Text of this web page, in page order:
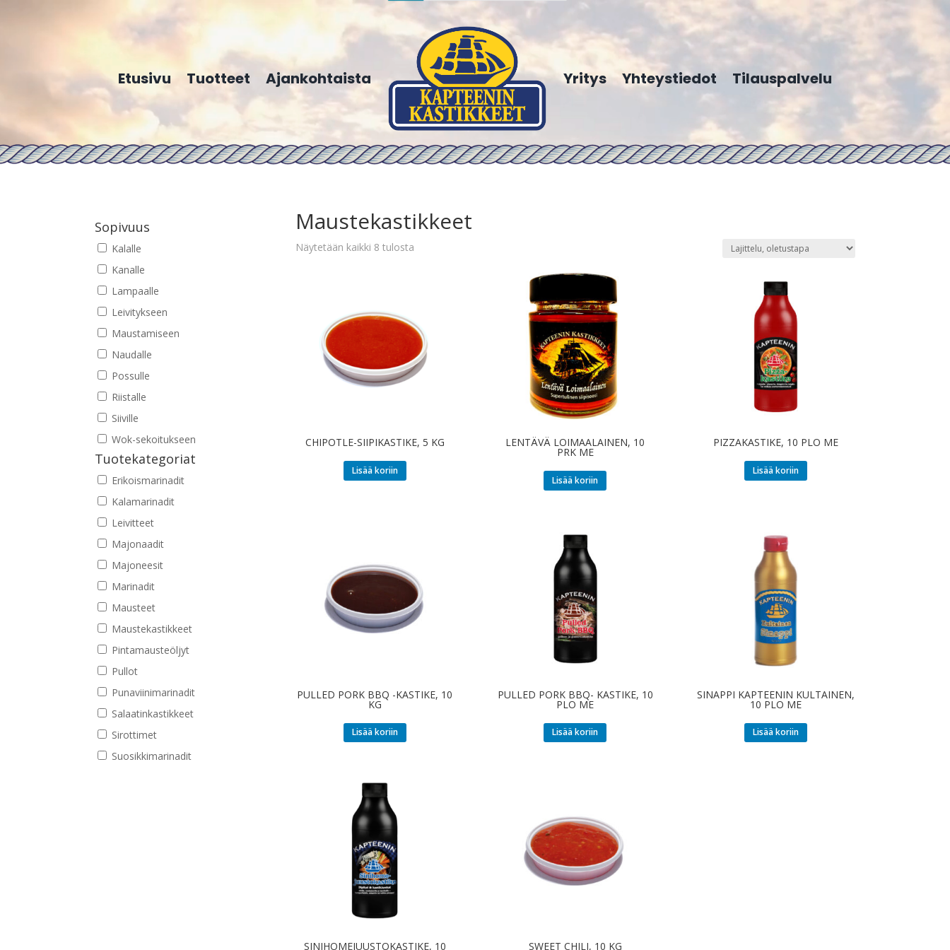
Etusivu Tuotteet Ajankohtaista Yritys Yhteystiedot Tilauspalvelu
Maustekastikkeet
Näytetään kaikki 8 tulosta
CHIPOTLE-SIIPIKASTIKE, 5 KG
Lisää koriin
LENTÄVÄ LOIMAALAINEN, 10
PRK ME
Lisää koriin
PIZZAKASTIKE, 10 PLO ME
Lisää koriin
PULLED PORK BBQ -KASTIKE, 10
KG
Lisää koriin
PULLED PORK BBQ- KASTIKE, 10
PLO ME
Lisää koriin
SINAPPI KAPTEENIN KULTAINEN,
10 PLO ME
Lisää koriin
SINIHOMEJUUSTOKASTIKE, 10 SWEET CHILI, 10 KG
Sopivuus
Kalalle
Kanalle
Lampaalle
Leivitykseen
Maustamiseen
Naudalle
Possulle
Riistalle
Siiville
Wok-sekoitukseen
Tuotekategoriat
Erikoismarinadit
Kalamarinadit
Leivitteet
Majonaadit
Majoneesit
Marinadit
Mausteet
Maustekastikkeet
Pintamausteöljyt
Pullot
Punaviinimarinadit
Salaatinkastikkeet
Sirottimet
Suosikkimarinadit